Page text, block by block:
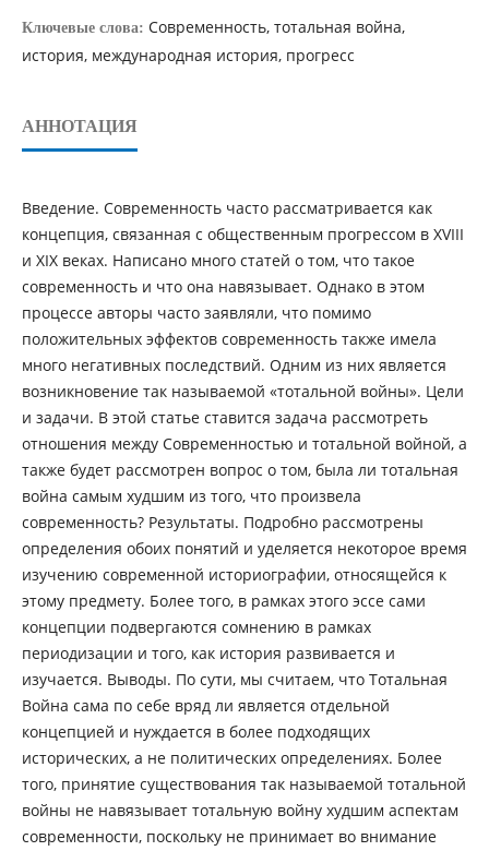
Ключевые слова: Современность, тотальная война,
история, международная история, прогресс
АННОТАЦИЯ
Введение. Современность часто рассматривается как
концепция, связанная с общественным прогрессом в XVIII
и XIX веках. Написано много статей о том, что такое
современность и что она навязывает. Однако в этом
процессе авторы часто заявляли, что помимо
положительных эффектов современность также имела
много негативных последствий. Одним из них является
возникновение так называемой «тотальной войны». Цели
и задачи. В этой статье ставится задача рассмотреть
отношения между Современностью и тотальной войной, а
также будет рассмотрен вопрос о том, была ли тотальная
война самым худшим из того, что произвела
современность? Результаты. Подробно рассмотрены
определения обоих понятий и уделяется некоторое время
изучению современной историографии, относящейся к
этому предмету. Более того, в рамках этого эссе сами
концепции подвергаются сомнению в рамках
периодизации и того, как история развивается и
изучается. Выводы. По сути, мы считаем, что Тотальная
Война сама по себе вряд ли является отдельной
концепцией и нуждается в более подходящих
исторических, а не политических определениях. Более
того, принятие существования так называемой тотальной
войны не навязывает тотальную войну худшим аспектам
современности, поскольку не принимает во внимание